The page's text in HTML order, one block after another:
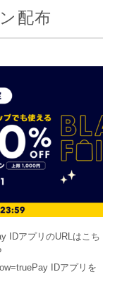
配布
IDアプリのURLはこち
IDアプリを